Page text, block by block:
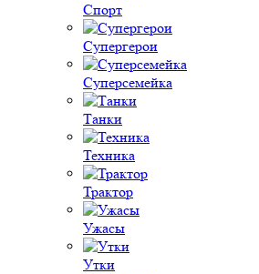
Спорт
Супергерои
Суперсемейка
Танки
Техника
Трактор
Ужасы
Утки